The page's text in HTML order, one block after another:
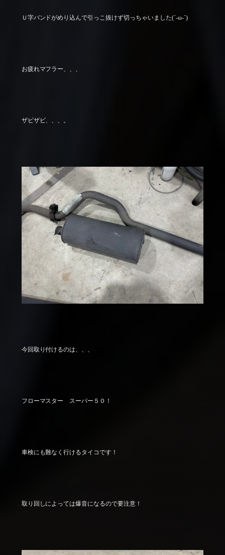
Ｕ字バンドがめり込んで引っこ抜けず切っちゃいました(´-ω-`)
お疲れマフラー、、、
ザビザビ、、、。
今回取り付けるのは、、、
フローマスター スーパー５０！
車検にも難なく行けるタイコです！
取り回しによっては爆音になるので要注意！